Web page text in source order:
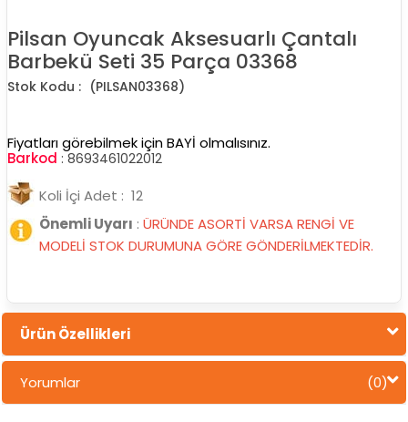
Pilsan Oyuncak Aksesuarlı Çantalı
Barbekü Seti 35 Parça 03368
(PILSAN03368)
Fiyatları görebilmek için BAYİ olmalısınız.
Barkod : 8693461022012
Koli İçi Adet : 12
Önemli Uyarı : ÜRÜNDE ASORTİ VARSA RENGİ VE
MODELİ STOK DURUMUNA GÖRE GÖNDERİLMEKTEDİR.
Ürün Özellikleri
Yorumlar (0)